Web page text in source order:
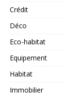
Crédit
Déco
Eco-habitat
Equipement
Habitat
Immobilier